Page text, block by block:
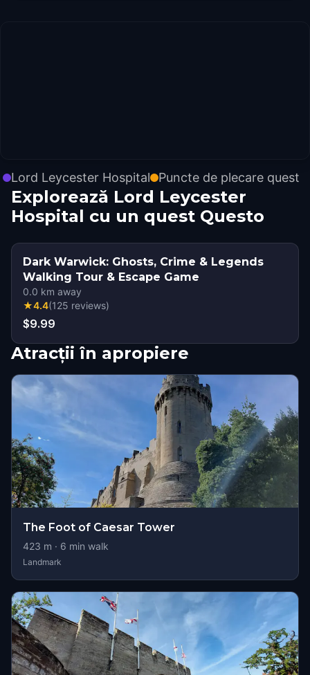
Lord Leycester Hospital Puncte de plecare quest
Explorează Lord Leycester
Hospital cu un quest Questo
Dark Warwick: Ghosts, Crime & Legends
Walking Tour & Escape Game
0.0 km away
★4.4(125 reviews)
$9.99
Atracții în apropiere
The Foot of Caesar Tower
423 m · 6 min walk
Landmark